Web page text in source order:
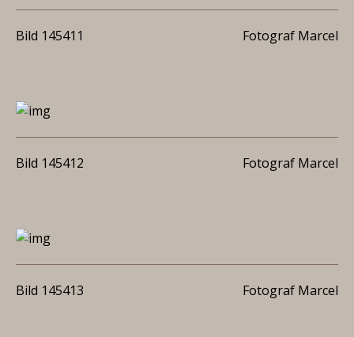
Bild 145411 Fotograf Marcel
Bild 145412 Fotograf Marcel
Bild 145413 Fotograf Marcel